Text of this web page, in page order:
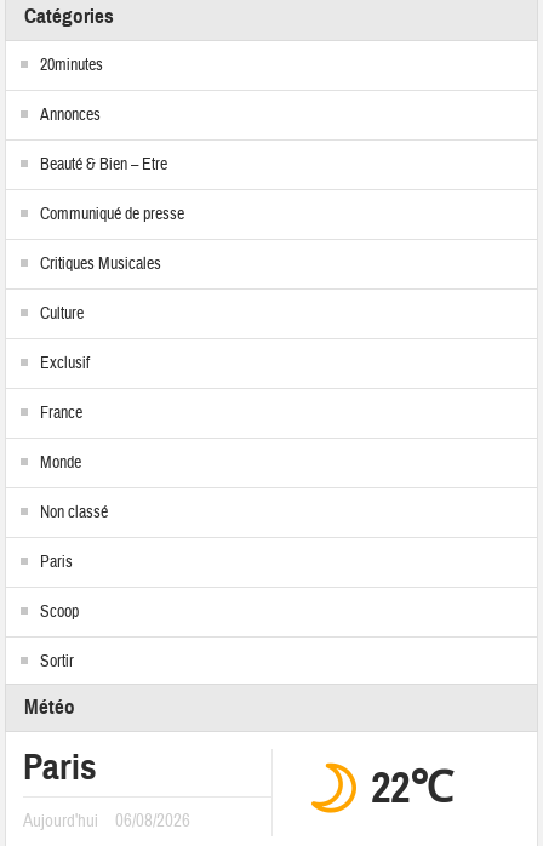
Catégories
20minutes
Annonces
Beauté & Bien – Etre
Communiqué de presse
Critiques Musicales
Culture
Exclusif
France
Monde
Non classé
Paris
Scoop
Sortir
Météo
Paris
Aujourd'hui 06/08/2026
22℃